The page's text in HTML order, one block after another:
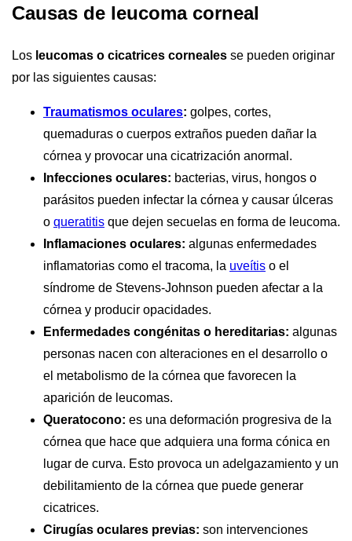
Causas de leucoma corneal
Los leucomas o cicatrices corneales se pueden originar
por las siguientes causas:
Traumatismos oculares: golpes, cortes,
quemaduras o cuerpos extraños pueden dañar la
córnea y provocar una cicatrización anormal.
Infecciones oculares: bacterias, virus, hongos o
parásitos pueden infectar la córnea y causar úlceras
o queratitis que dejen secuelas en forma de leucoma.
Inflamaciones oculares: algunas enfermedades
inflamatorias como el tracoma, la uveítis o el
síndrome de Stevens-Johnson pueden afectar a la
córnea y producir opacidades.
Enfermedades congénitas o hereditarias: algunas
personas nacen con alteraciones en el desarrollo o
el metabolismo de la córnea que favorecen la
aparición de leucomas.
Queratocono: es una deformación progresiva de la
córnea que hace que adquiera una forma cónica en
lugar de curva. Esto provoca un adelgazamiento y un
debilitamiento de la córnea que puede generar
cicatrices.
Cirugías oculares previas: son intervenciones